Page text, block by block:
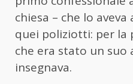
chiesa – che lo
quei poliziotti: per la
che era stato un suo
insegnava.